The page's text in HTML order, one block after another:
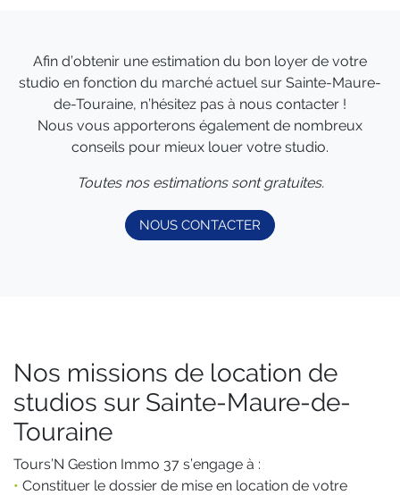
Afin d’obtenir une estimation du bon loyer de votre
studio en fonction du marché actuel sur Sainte-Maure-
de-Touraine, n’hésitez pas à nous contacter !
Nous vous apporterons également de nombreux
conseils pour mieux louer votre studio.
Toutes nos estimations sont gratuites.
NOUS CONTACTER
Nos missions de location de
studios sur Sainte-Maure-de-
Touraine
Tours’N Gestion Immo 37 s’engage à :
• Constituer le dossier de mise en location de votre